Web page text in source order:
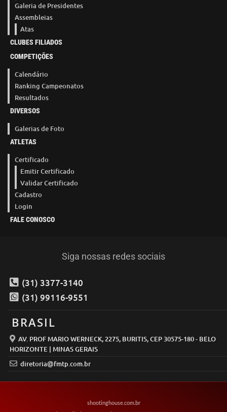
Galeria de Presidentes
Assembleias
Atas
CLUBES FILIADOS
COMPETIÇÕES
Calendário
Ranking Campeonatos
Resultados
DIVERSOS
Galerias de Foto
ATLETAS
Certificado
Emitir Certificado
Validar Certificado
Cadastro
Login
FALE CONOSCO
Siga nossas redes sociais
(31) 3377-3140
(31) 99116-9551
BRASIL
AV. PROF MARIO WERNECK, 2275, BURITIS, CEP 30575-180 - BELO
HORIZONTE | MINAS GERAIS
diretoria@fmtp.com.br
shootinghouse.com.br